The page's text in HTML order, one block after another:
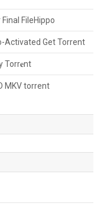
FileHippo
Activated Gеt Torrent
Torr𝐞nt
MKV torrent